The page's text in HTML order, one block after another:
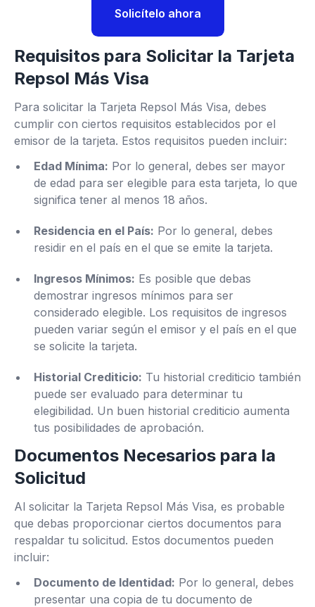
Solicítelo ahora
Requisitos para Solicitar la Tarjeta
Repsol Más Visa
Para solicitar la Tarjeta Repsol Más Visa, debes
cumplir con ciertos requisitos establecidos por el
emisor de la tarjeta. Estos requisitos pueden incluir:
Edad Mínima: Por lo general, debes ser mayor
de edad para ser elegible para esta tarjeta, lo que
significa tener al menos 18 años.
Residencia en el País: Por lo general, debes
residir en el país en el que se emite la tarjeta.
Ingresos Mínimos: Es posible que debas
demostrar ingresos mínimos para ser
considerado elegible. Los requisitos de ingresos
pueden variar según el emisor y el país en el que
se solicite la tarjeta.
Historial Crediticio: Tu historial crediticio también
puede ser evaluado para determinar tu
elegibilidad. Un buen historial crediticio aumenta
tus posibilidades de aprobación.
Documentos Necesarios para la
Solicitud
Al solicitar la Tarjeta Repsol Más Visa, es probable
que debas proporcionar ciertos documentos para
respaldar tu solicitud. Estos documentos pueden
incluir:
Documento de Identidad: Por lo general, debes
presentar una copia de tu documento de